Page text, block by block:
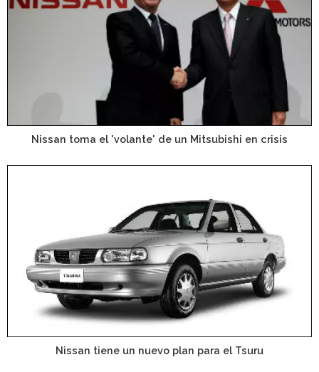
Nissan toma el 'volante' de un Mitsubishi en crisis
Nissan tiene un nuevo plan para el Tsuru